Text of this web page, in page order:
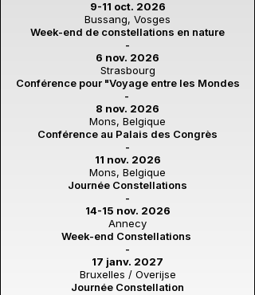
9-11 oct. 2026
Bussang, Vosges
Week-end de constellations en nature
-
6 nov. 2026
Strasbourg
Conférence pour "Voyage entre les Mondes
-
8 nov. 2026
Mons, Belgique
Conférence au Palais des Congrès
-
11 nov. 2026
Mons, Belgique
Journée Constellations
-
14-15 nov. 2026
Annecy
Week-end Constellations
-
17 janv. 2027
Bruxelles / Overijse
Journée Constellation